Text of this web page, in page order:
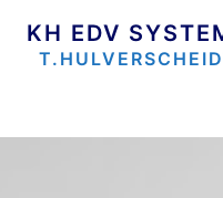
KH EDV